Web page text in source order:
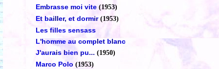
Embrasse moi vite (1953)
Et bailler, et dormir (1953)
Les filles sensass
L'homme au complet blanc
J'aurais bien pu... (1950)
Marco Polo (1953)